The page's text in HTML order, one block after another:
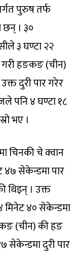
पुरुष तर्फ
। ३०
३ घण्टा २२
गरी हङकङ (चीन)
दुरी पार गरेर
पनि ४ घण्टा १८
भए ।
चिनकी चे क्वान
४७ सेकेन्डमा पार
थिइन् । उक्त
मिनेट ४० सेकेन्डमा
(चीन) की हङ
सेकेन्डमा दुरी पार